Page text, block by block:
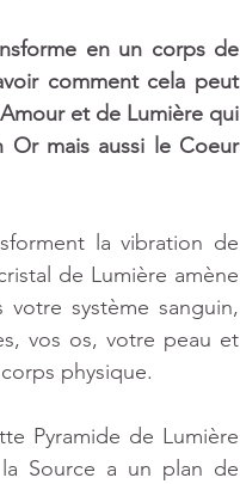
en un corps de
comment cela peut
et de Lumière qui
Or mais aussi le Coeur
la vibration de
de Lumière amène
votre système sanguin,
vos os, votre peau et
physique.
Pyramide de Lumière
Source a un plan de